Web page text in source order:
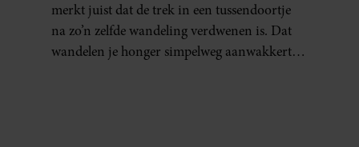
merkt juist dat de trek in een tussendoortje
na zo’n zelfde wandeling verdwenen is. Dat
wandelen je honger simpelweg aanwakkert,